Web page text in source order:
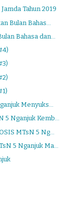
Tahun 2019
Bulan Bahas...
Bahasa dan...
Menyuks...
5 Nganjuk Kemb...
MTsN 5 Ng...
5 Nganjuk Ma...